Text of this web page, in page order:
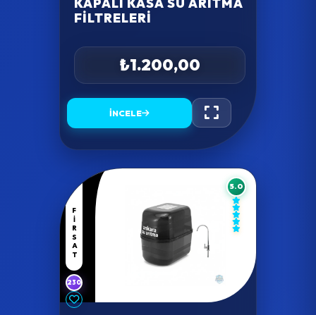
KAPALI KASA SU ARITMA
FILTRELERI
₺1.200,00
İNCELE
FIRSAT
230
5.0